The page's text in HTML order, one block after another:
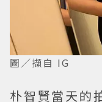
圖／擷自 IG
朴智賢當天的